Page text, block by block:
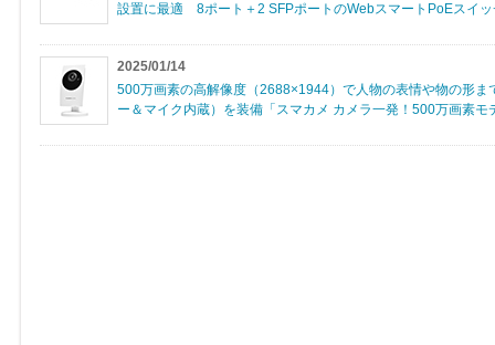
設置に最適 8ポート＋2 SFPポートのWebスマートPoEスイ
2025/01/14
500万画素の高解像度（2688×1944）で人物の表情や物の形
ー＆マイク内蔵）を装備「スマカメ カメラ一発！500万画素